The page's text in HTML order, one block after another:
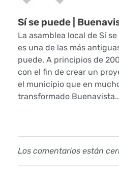
N
o
r
t
e
Sí se puede |
La asamblea local de Sí
es una de las más
puede. A principios de
con el fin de crear un
el municipio que en
transformado Buenavista..
Los comentarios están